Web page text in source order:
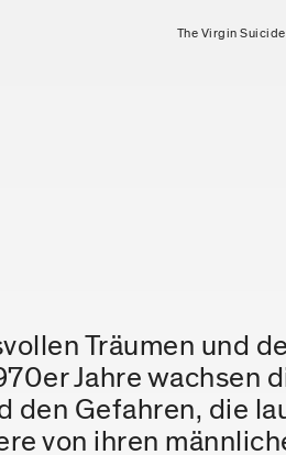
The Virgin
Träumen und
Jahre wachsen
den Gefahren, die
von ihren